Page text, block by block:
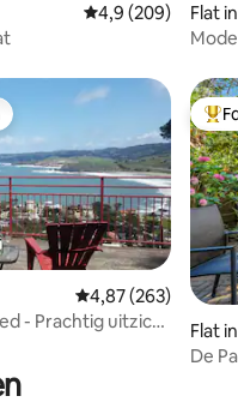
5, 121 recensies
Gemiddelde
4,9 (209)
Flat
Valley
5, 186 recensies
Gemiddelde
4,87 (263)
- Prachtig uitzicht
Flat
De